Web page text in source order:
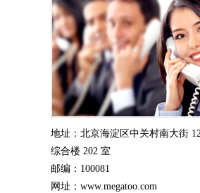
地址：北京海淀区中关村南大街
综合楼 202 室
邮编：100081
网址：www.megatoo.com